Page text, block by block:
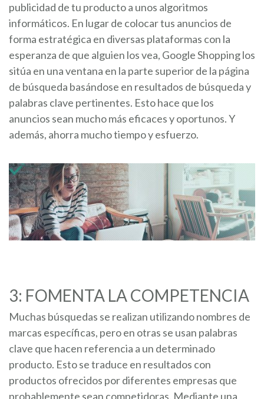
publicidad de tu producto a unos algoritmos
informáticos. En lugar de colocar tus anuncios de
forma estratégica en diversas plataformas con la
esperanza de que alguien los vea, Google Shopping los
sitúa en una ventana en la parte superior de la página
de búsqueda basándose en resultados de búsqueda y
palabras clave pertinentes. Esto hace que los
anuncios sean mucho más eficaces y oportunos. Y
además, ahorra mucho tiempo y esfuerzo.
3: FOMENTA LA COMPETENCIA
Muchas búsquedas se realizan utilizando nombres de
marcas específicas, pero en otras se usan palabras
clave que hacen referencia a un determinado
producto. Esto se traduce en resultados con
productos ofrecidos por diferentes empresas que
probablemente sean competidoras. Mediante una